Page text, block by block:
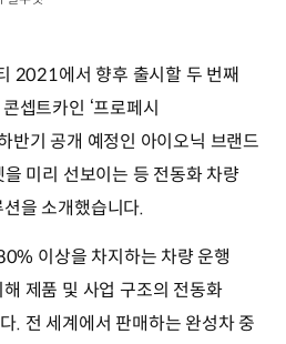
2021에서 향후 출시할 두 번째
셉트카인 ‘프로페시
반기 공개 예정인 아이오닉 브랜드
미리 선보이는 등 전동화 차량
을 소개했습니다.
이상을 차지하는 차량 운행
제품 및 사업 구조의 전동화
. 전 세계에서 판매하는 완성차 중